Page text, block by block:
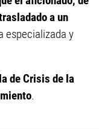
a un
especializada y
de Crisis de la
.